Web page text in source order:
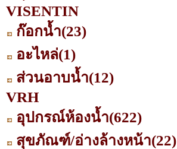
VISENTIN
ก๊อกน้ำ(23)
อะไหล่(1)
ส่วนอาบน้ำ(12)
VRH
อุปกรณ์ห้องน้ำ(622)
สุขภัณฑ์/อ่างล้างหน้า(22)